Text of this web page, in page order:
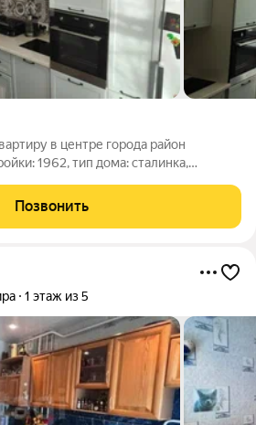
в центре города район
1962, тип дома: сталинка,
окна выходят на улицу и во двор,
Позвонить
1 этаж из 5